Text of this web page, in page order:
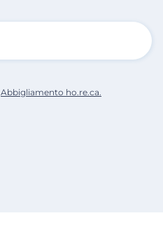
Abbigliamento ho.re.ca.